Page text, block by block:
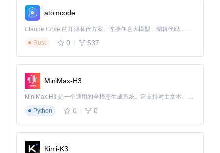
历史文献和档案资料
料，为研究提供有力支持。
学术论文和期刊：快速下载学术论文和期刊，方便进行文献
综述和研究参考。
学生
经典文学作品
：下载经典文学作品，丰富课外阅读。
教育参考资料
专业技能书籍：下载专业技能书籍，提升自己的专业能力。
公共领域资料：自由获取公共领域的各类资料，满足自己的
知识需求。
兴趣爱好相关书籍：下载与自己兴趣爱好相关的书籍，丰富
业余生活。
atomcode
Claude Code 的开源替代方案。连接任意大模型，编辑代码，运行命令，自动验证 — 全自动执行。用 Rust 构建，极致性能。 ｜ An open-source alternative to Claude Code. Connect any LLM, edit code, run commands, and verify changes — autonomously. Built in Rust for speed. Get Started
Rust
0 537
MiniMax-H3
MiniMax H3 是一个通用的全模态生成系统。它支持对由文本、图像、视频和音频组成的多模态上下文进行统一理解，并能生成分辨率高达 2K、时长可达 15 秒的带原生立体声音频的视频。得益于面向任务泛化的系统设计，H3 在预训练阶段就已具备广泛的多模态上下文理解与生成能力，能够出色地执行复杂的多模态指令。
Python
0 0
Kimi-K3